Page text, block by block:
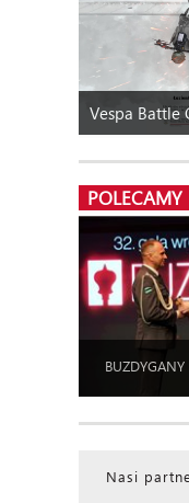
Vespa Battle
POLECAMY
Nasi